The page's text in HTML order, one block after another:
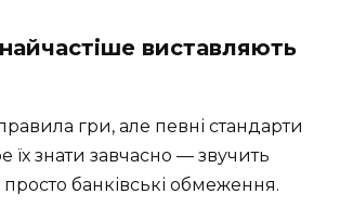
виставляють
гри, але певні стандарти
їх знати завчасно — звучить
просто банківські обмеження.